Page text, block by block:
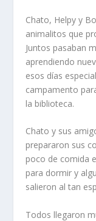
Chato, Helpy y
animalitos que
Juntos pasaban
aprendiendo
esos días
campamento
la biblioteca.
Chato y sus
prepararon sus
poco de comida
para dormir y
salieron al tan
Todos llegaron